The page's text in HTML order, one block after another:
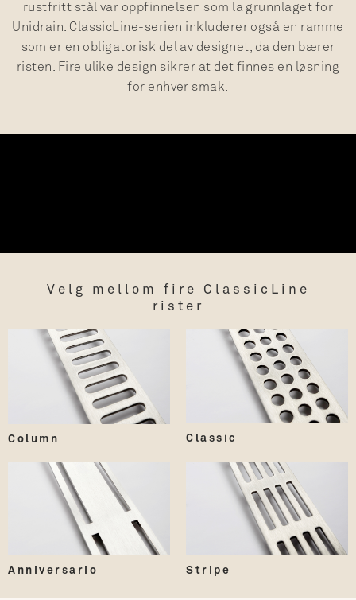
rustfritt stål var oppfinnelsen som la grunnlaget for
Unidrain. ClassicLine-serien inkluderer også en ramme
som er en obligatorisk del av designet, da den bærer
risten. Fire ulike design sikrer at det finnes en løsning
for enhver smak.
Velg mellom fire ClassicLine
rister
Column Classic
Anniversario Stripe